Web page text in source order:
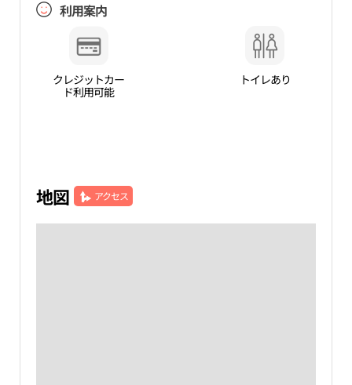
利用案内
クレジットカー
ド利用可能
トイレあり
地図 アクセス